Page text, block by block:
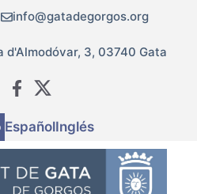
info@gatadegorgos.org
d'Almodóvar, 3, 03740 Gata
EspañolInglés